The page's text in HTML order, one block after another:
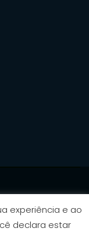
experiência e ao
declara estar